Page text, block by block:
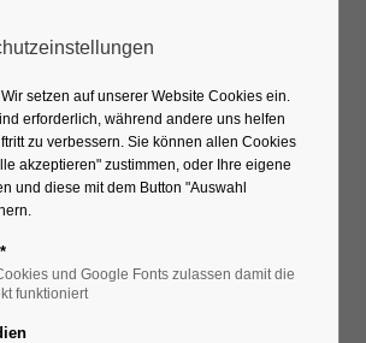
– großes
Wir setzen auf unserer Website Cookies ein.
erforderlich, während andere uns helfen
zu verbessern. Sie können allen Cookies
akzeptieren" zustimmen, oder Ihre eigene
und diese mit dem Button "Auswahl
und Google Fonts zulassen damit die
funktioniert